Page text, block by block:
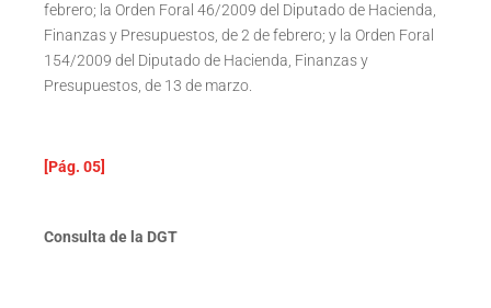
febrero; la Orden Foral 46/2009 del Diputado de Hacienda,
Finanzas y Presupuestos, de 2 de febrero; y la Orden Foral
154/2009 del Diputado de Hacienda, Finanzas y
Presupuestos, de 13 de marzo.
[Pág. 05]
Consulta de la DGT